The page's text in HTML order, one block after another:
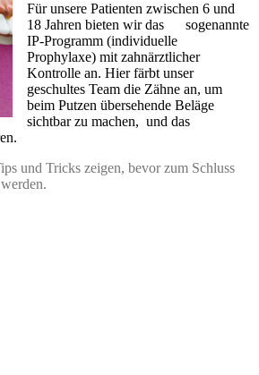
Für unsere Patienten zwischen 6 und
18 Jahren bieten wir das sogenannte
IP-Programm (individuelle
Prophylaxe) mit zahnärztlicher
Kontrolle an. Hier färbt unser
geschultes Team die Zähne an, um
beim Putzen übersehende Beläge
sichtbar zu machen, und das
und Tricks zeigen, bevor zum Schluss